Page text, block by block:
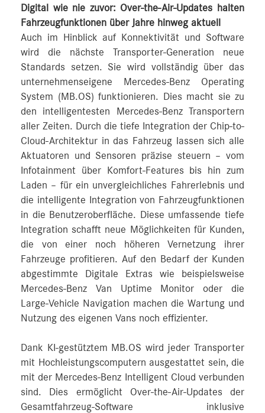
Digital wie nie zuvor: Over-the-Air-Updates halten
Fahrzeugfunktionen über Jahre hinweg aktuell
Auch im Hinblick auf Konnektivität und Software
wird die nächste Transporter-Generation neue
Standards setzen. Sie wird vollständig über das
unternehmenseigene Mercedes‑Benz Operating
System (MB.OS) funktionieren. Dies macht sie zu
den intelligentesten Mercedes‑Benz Transportern
aller Zeiten. Durch die tiefe Integration der Chip-to-
Cloud-Architektur in das Fahrzeug lassen sich alle
Aktuatoren und Sensoren präzise steuern – vom
Infotainment über Komfort-Features bis hin zum
Laden – für ein unvergleichliches Fahrerlebnis und
die intelligente Integration von Fahrzeugfunktionen
in die Benutzeroberfläche. Diese umfassende tiefe
Integration schafft neue Möglichkeiten für Kunden,
die von einer noch höheren Vernetzung ihrer
Fahrzeuge profitieren. Auf den Bedarf der Kunden
abgestimmte Digitale Extras wie beispielsweise
Mercedes‑Benz Van Uptime Monitor oder die
Large-Vehicle Navigation machen die Wartung und
Nutzung des eigenen Vans noch effizienter.
Dank KI-gestütztem MB.OS wird jeder Transporter
mit Hochleistungscomputern ausgestattet sein, die
mit der Mercedes‑Benz Intelligent Cloud verbunden
sind. Dies ermöglicht Over-the-Air-Updates der
Gesamtfahrzeug-Software inklusive